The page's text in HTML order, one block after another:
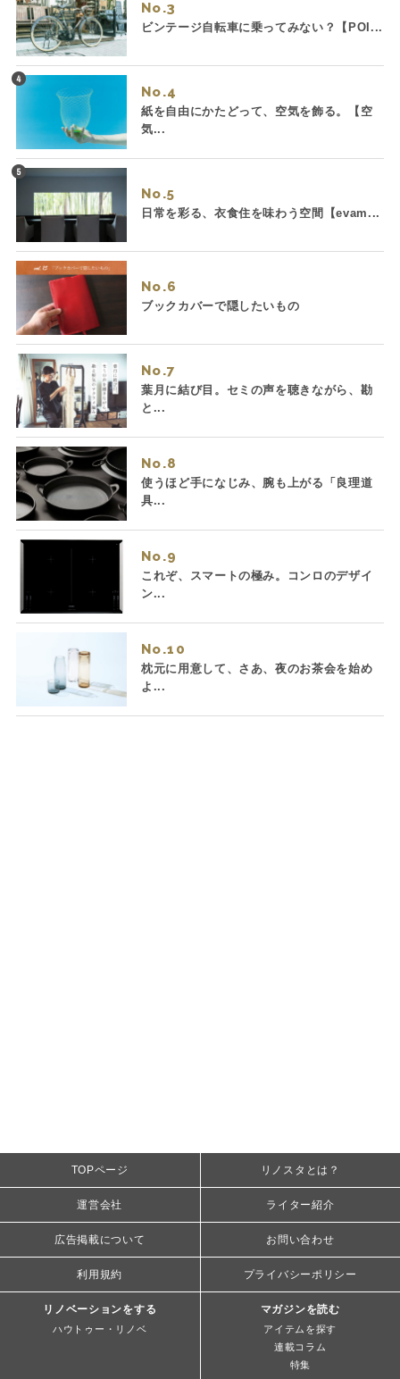
No.
ビンテージ自転車に乗ってみない？【POI...
No.
紙を自由にかたどって、空気を飾る。【空
気...
No.
日常を彩る、衣食住を味わう空間【evam...
No.
ブックカバーで隠したいもの
No.
葉月に結び目。セミの声を聴きながら、勘
と...
No.
使うほど手になじみ、腕も上がる「良理道
具...
No.
これぞ、スマートの極み。コンロのデザイ
ン...
No.
枕元に用意して、さあ、夜のお茶会を始め
よ...
TOPページ リノスタとは？
運営会社 ライター紹介
広告掲載について お問い合わせ
利用規約 プライバシーポリシー
リノベーションをする
ハウトゥー・リノベ
マガジンを読む
アイテムを探す
連載コラム
特集